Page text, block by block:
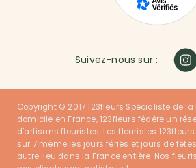
Suivez-nous sur :
Copyright © 2017 123fleurs Spécialiste de
domicile en France, 123fleurs fédère un
d'artisans fleuristes. Les fleuristes
sur 7 même les jours fériés et jours de
autre lieu dans la France entière. Nos